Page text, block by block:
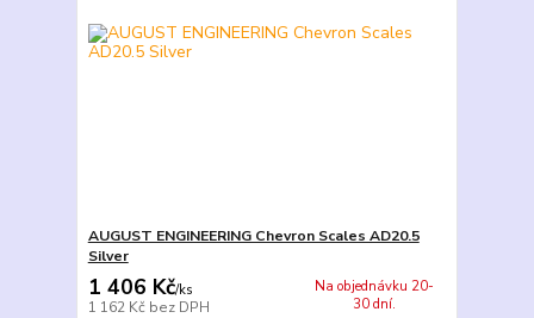
AUGUST ENGINEERING Chevron Scales AD20.5
Silver
1 406 Kč/ks
1 162 Kč bez DPH
Na objednávku 20-
30 dní.